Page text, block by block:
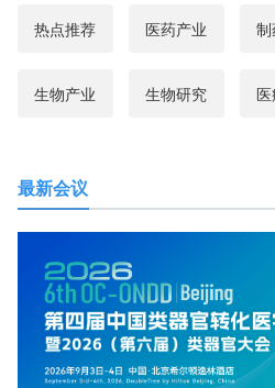
热点推荐 医药产业
生物产业 生物研究
最新会议